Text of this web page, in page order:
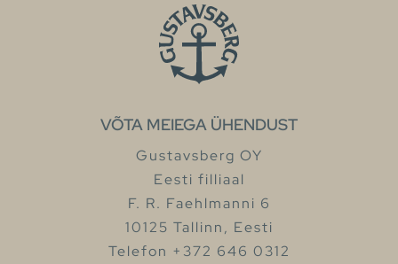
VÕTA MEIEGA ÜHENDUST
Gustavsberg OY
Eesti filliaal
F. R. Faehlmanni 6
10125 Tallinn, Eesti
Telefon +372 646 0312